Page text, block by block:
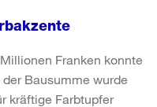
Franken konnte
Bausumme wurde
kräftige Farbtupfer